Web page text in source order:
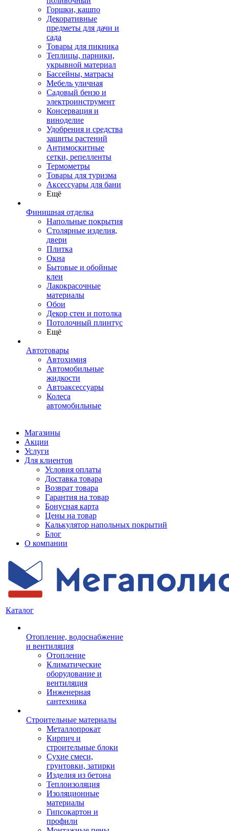
Горшки, кашпо
Декоративные
предметы для дачи и
сада
Товары для пикника
Теплицы, парники,
укрывной материал
Бассейны, матрасы
Мебель уличная
Садовый бензо и
электроинструмент
Консервация и
виноделие
Удобрения и средства
защиты растений
Антимоскитные
сетки, репелленты
Термометры
Товары для туризма
Аксессуары для бани
Ещё
Финишная отделка
Напольные покрытия
Столярные изделия,
двери
Плитка
Окна
Бытовые и обойные
клеи
Лакокрасочные
материалы
Обои
Декор стен и потолка
Потолочный плинтус
Ещё
Автотовары
Автохимия
Автомобильные
жидкости
Автоаксессуары
Колеса
автомобильные
Магазины
Акции
Услуги
Для клиентов
Условия оплаты
Доставка товара
Возврат товара
Гарантия на товар
Бонусная карта
Цены на товар
Калькулятор напольных покрытий
Блог
О компании
Каталог
Отопление, водоснабжение
и вентиляция
Отопление
Климатические
оборудование и
вентиляция
Инженерная
сантехника
Строительные материалы
Металлопрокат
Кирпич и
строительные блоки
Сухие смеси,
грунтовки, затирки
Изделия из бетона
Теплоизоляция
Изоляционные
материалы
Гипсокартон и
профили